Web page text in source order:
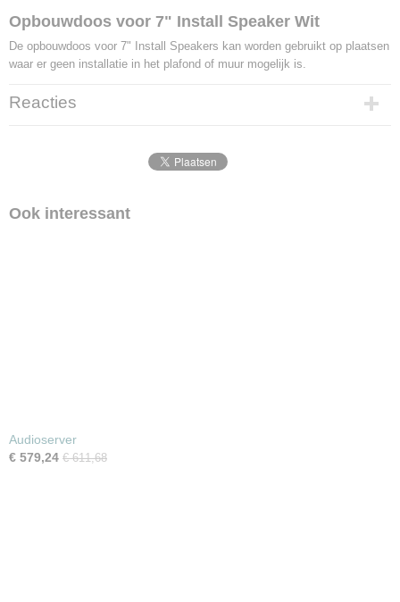
Opbouwdoos voor 7" Install Speaker Wit
De opbouwdoos voor 7" Install Speakers kan worden gebruikt op plaatsen
waar er geen installatie in het plafond of muur mogelijk is.
Reacties
Ook interessant
Audioserver
€ 579,24 € 611,68